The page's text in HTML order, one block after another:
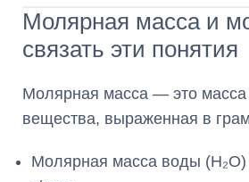
Молярная масса и
связать эти понятия
Молярная масса — это масса
вещества, выраженная в
Молярная масса воды